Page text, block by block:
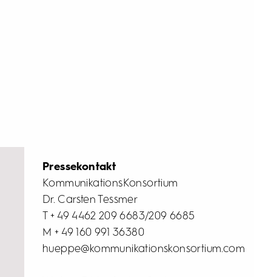
Pressekontakt
KommunikationsKonsortium
Dr. Carsten Tessmer
T + 49 4462 209 6683/209 6685
M + 49 160 991 36380
hueppe@kommunikationskonsortium.com